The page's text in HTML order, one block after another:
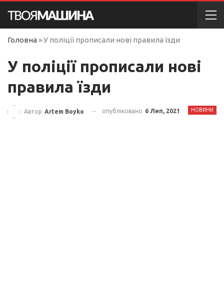
Головна »У поліції прописали нові правила їзди
У поліції прописали нові
правила їзди
НОВИНИ
Автор Artem Boyko опубліковано 6 Лип, 2021